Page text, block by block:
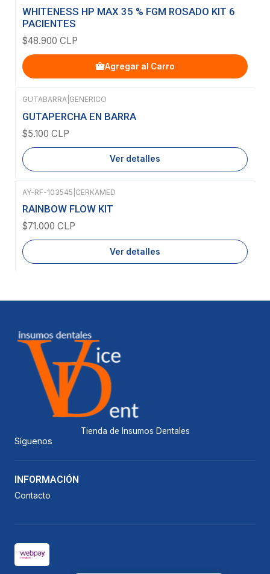
WHITENESS HP MAX 35 % FGM ROSADO KIT 6
PACIENTES
$48.900 CLP
Agregar al Carro
Agotado
GUTABARRA GENERICO
GUTAPERCHA EN BARRA
$5.100 CLP
Ver detalles
Agotado
AY-RF-103545 CERKAMED
RAINBOW FLOW KIT
$71.000 CLP
Ver detalles
Tienda de Insumos Dentales
Síguenos
INFORMACIÓN
Contacto